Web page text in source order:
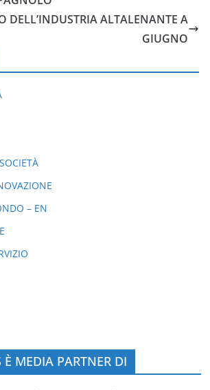
DELL’INDUSTRIA ALTALENANTE A
GIUGNO
– EN
È MEDIA PARTNER DI